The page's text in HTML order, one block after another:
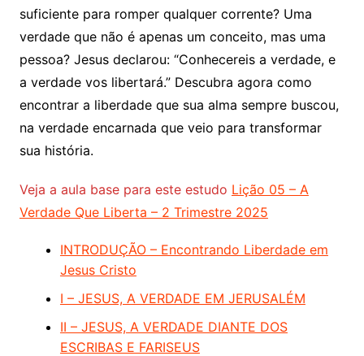
suficiente para romper qualquer corrente? Uma
verdade que não é apenas um conceito, mas uma
pessoa? Jesus declarou: “Conhecereis a verdade, e
a verdade vos libertará.” Descubra agora como
encontrar a liberdade que sua alma sempre buscou,
na verdade encarnada que veio para transformar
sua história.
Veja a aula base para este estudo Lição 05 – A
Verdade Que Liberta – 2 Trimestre 2025
INTRODUÇÃO – Encontrando Liberdade em
Jesus Cristo
I – JESUS, A VERDADE EM JERUSALÉM
II – JESUS, A VERDADE DIANTE DOS
ESCRIBAS E FARISEUS